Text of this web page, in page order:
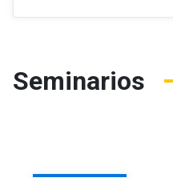
Seminarios